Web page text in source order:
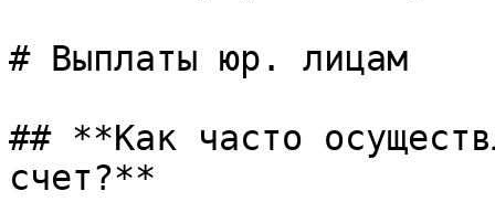
# Выплаты юр. лицам
## **Как часто
счет?**